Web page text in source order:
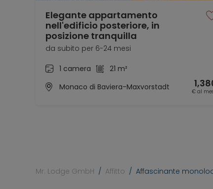
Elegante appartamento
nell'edificio posteriore, in
posizione tranquilla
da subito per 6-24 mesi
1 camera
21 m²
Monaco di Baviera-Maxvorstadt
€ al
Mr. Lodge GmbH Affitto Affascinante